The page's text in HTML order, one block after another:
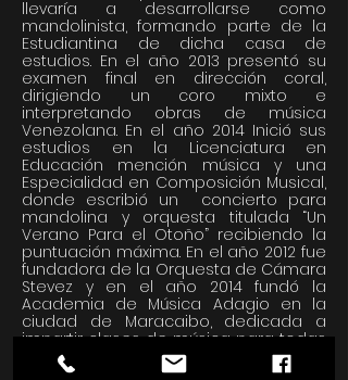
llevaría a desarrollarse como
mandolinista, formando parte de la
Estudiantina de dicha casa de
estudios. En el año 2013 presentó su
examen final en dirección coral,
dirigiendo un coro mixto e
interpretando obras de música
Venezolana. En el año 2014 Inició sus
estudios en la Licenciatura en
Educación mención música y una
Especialidad en Composición Musical,
donde escribió un concierto para
mandolina y orquesta titulada “Un
Verano Para el Otoño” recibiendo la
puntuación máxima. En el año 2012 fue
fundadora de la Orquesta de Cámara
Stevez y en el año 2014 fundó la
Academia de Música Adagio en la
ciudad de Maracaibo, dedicada a
impartir clases de música para todas
las edades. Actualmente es profesora
de Canto, mandolina, teoría y solfeo,